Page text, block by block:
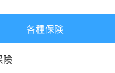
各種保険
険